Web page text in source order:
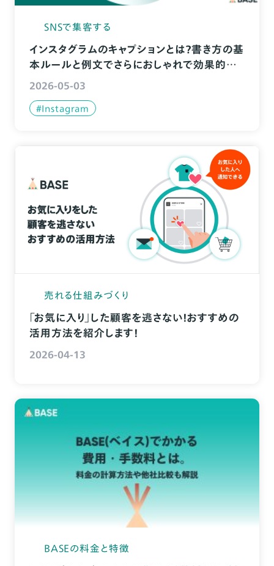
SNSで集客する
インスタグラムのキャプションとは？書き方の基
本ルールと例文でさらにおしゃれで効果的な
投稿に！
2026-05-03
#Instagram
売れる仕組みづくり
「お気に入り」した顧客を逃さない！おすすめの
活用方法を紹介します！
2026-04-13
BASEの料金と特徴